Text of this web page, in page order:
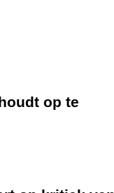
op te